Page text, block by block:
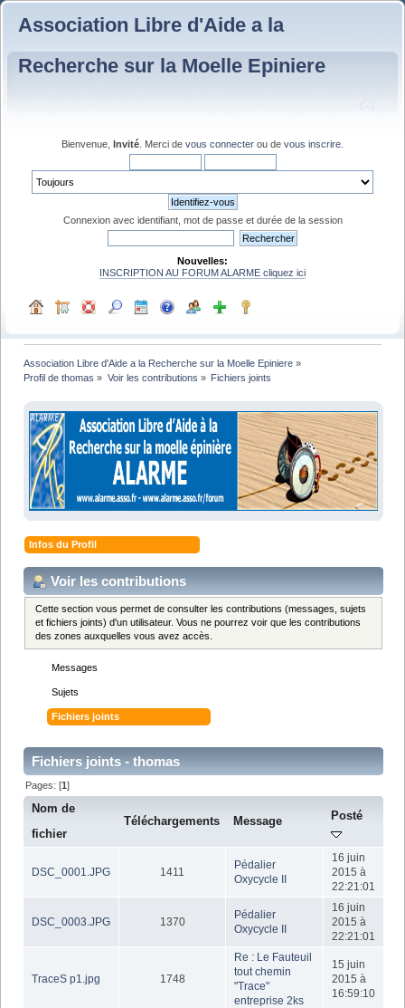
Association Libre d'Aide a la
Recherche sur la Moelle Epiniere
Bienvenue, Invité . Merci de vous connecter ou de vous inscrire
Connexion avec identifiant, mot de passe et durée de la session
Nouvelles:
INSCRIPTION AU FORUM ALARME cliquez ici
Association Libre d'Aide a la Recherche sur la Moelle Epiniere »
Profil de thomas » Voir les contributions » Fichiers joints
Infos du Profil
Voir les contributions
Cette section vous permet de consulter les contributions (messages, sujets
et fichiers joints) d'un utilisateur. Vous ne pourrez voir que les contributions
des zones auxquelles vous avez accès.
Messages
Sujets
Fichiers joints
Fichiers joints - thomas
Pages: [1]
Nom de
fichier
Téléchargements Message Posté
DSC_0001.JPG 1411
Pédalier
Oxycycle II
16 juin
2015 à
22:21:01
DSC_0003.JPG 1370
Pédalier
Oxycycle II
16 juin
2015 à
22:21:01
TraceS p1.jpg 1748
Re : Le Fauteuil
tout chemin
"Trace"
entreprise 2ks
15 juin
2015 à
16:59:10